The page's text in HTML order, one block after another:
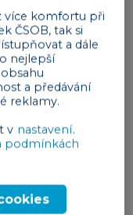
Reklama
svéprávný, aby
návrhu vyhoví,
více komfortu při
ČSOB, tak si
a dále
nejlepší
a předávání
reklamy.
v nastavení.
podmínkách